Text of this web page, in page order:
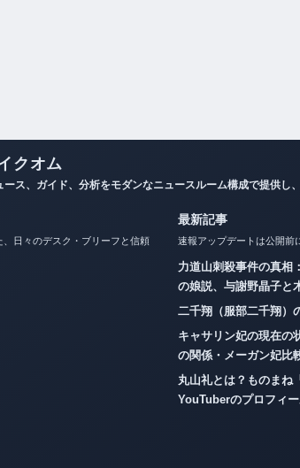
ス、ガイド、分析をモダンなニュースルーム構成で提供し
日々のデスク・ブリーフと信頼
速報アップデートは公開前
力道山刺殺事件の真相
の娘説、与謝野晶子と
二千翔（服部二千翔）
キャサリン妃の現在の
の関係・メーガン妃比
丸山礼とは？ものまね
YouTuberのプロフィ